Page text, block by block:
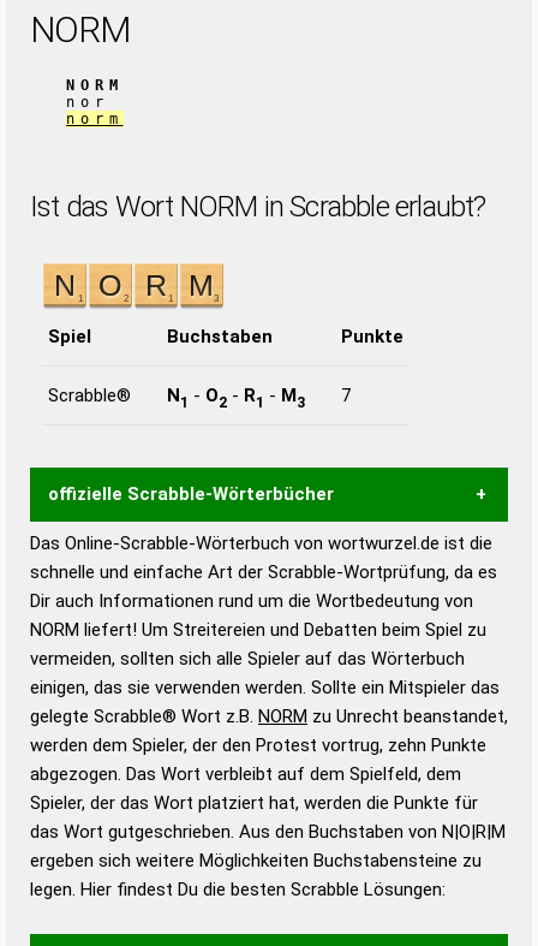
NORM
NORM
nor
norm
Ist das Wort NORM in Scrabble erlaubt?
Spiel Buchstaben Punkte
Scrabble® N1 - O2 - R1 - M3 7
offizielle Scrabble-Wörterbücher
Wortwurzel liefert mit Hilfe eines semantischen
Wortanalyse-Algorithmus gute Anhaltspunkte zu
Wortbedeutung, Worttrennung und Wortform, um die
Gültigkeit eines Wortes für das Scrabble-Spiel zu
bestimmen!
zugelassene Turnier Scrabble-
Wörterbücher sind:
Duden – Standardwerk in 12 Bänden
Duden – Richtiges und gutes
Deutsch
Duden – Die deutsche Grammatik
Duden – Deutsches
Universalwörterbuch
Das Online-Scrabble-Wörterbuch von wortwurzel.de ist die
schnelle und einfache Art der Scrabble-Wortprüfung, da es
Dir auch Informationen rund um die Wortbedeutung von
NORM liefert! Um Streitereien und Debatten beim Spiel zu
vermeiden, sollten sich alle Spieler auf das Wörterbuch
einigen, das sie verwenden werden. Sollte ein Mitspieler das
gelegte Scrabble® Wort z.B. NORM zu Unrecht beanstandet,
werden dem Spieler, der den Protest vortrug, zehn Punkte
abgezogen. Das Wort verbleibt auf dem Spielfeld, dem
Spieler, der das Wort platziert hat, werden die Punkte für
das Wort gutgeschrieben. Aus den Buchstaben von N|O|R|M
ergeben sich weitere Möglichkeiten Buchstabensteine zu
legen. Hier findest Du die besten Scrabble Lösungen: